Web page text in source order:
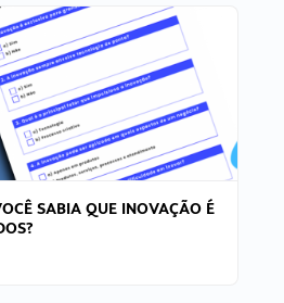
SABIA QUE INOVAÇÃO É